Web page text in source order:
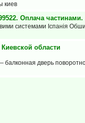
киев
Оплача частинами.
системами Іспанія
области
дверь